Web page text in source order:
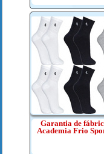
Garantia de
Academia Frio